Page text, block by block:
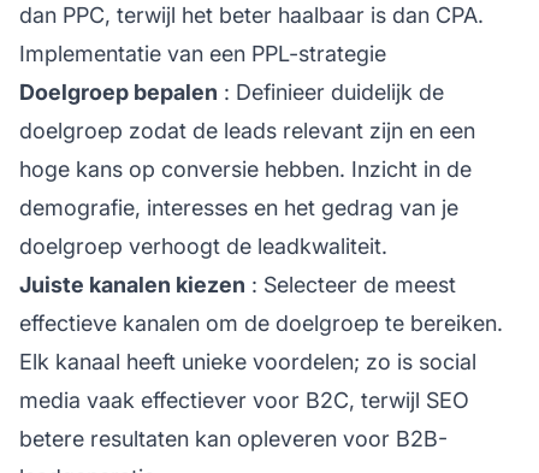
dan PPC, terwijl het beter haalbaar is dan CPA.
Implementatie van een PPL-strategie
Doelgroep bepalen : Definieer duidelijk de
doelgroep zodat de leads relevant zijn en een
hoge kans op conversie hebben. Inzicht in de
demografie, interesses en het gedrag van je
doelgroep verhoogt de leadkwaliteit.
Juiste kanalen kiezen : Selecteer de meest
effectieve kanalen om de doelgroep te bereiken.
Elk kanaal heeft unieke voordelen; zo is social
media vaak effectiever voor B2C, terwijl SEO
betere resultaten kan opleveren voor B2B-